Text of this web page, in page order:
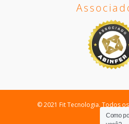
© 2021 Fit Tecnologia. Todos
Como